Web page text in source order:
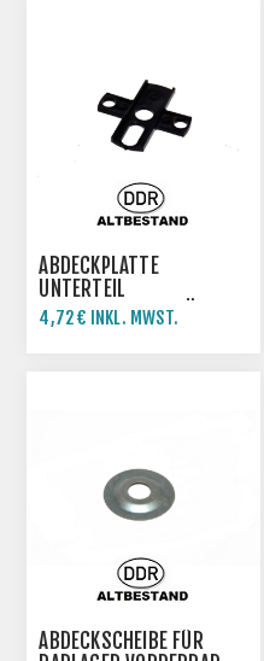
ABDECKPLATTE
UNTERTEIL
INSTRUMENTENTRÄGER
MZ ETZ
4,72 € INKL. MWST.
ABDECKSCHEIBE FÜR